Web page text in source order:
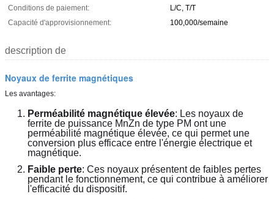
Conditions de paiement:
L/C, T/T
Capacité d'approvisionnement:
100,000/semaine
description de
Noyaux de ferrite magnétiques
Les avantages:
Perméabilité magnétique élevée: Les noyaux de
ferrite de puissance MnZn de type PM ont une
perméabilité magnétique élevée, ce qui permet une
conversion plus efficace entre l'énergie électrique et
magnétique.
Faible perte: Ces noyaux présentent de faibles pertes
pendant le fonctionnement, ce qui contribue à améliorer
l'efficacité du dispositif.